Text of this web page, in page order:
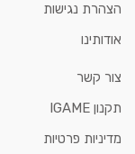
הצהרת נגישות
אודותינו
צור קשר
תקנון IGAME
מדיניות פרטיות